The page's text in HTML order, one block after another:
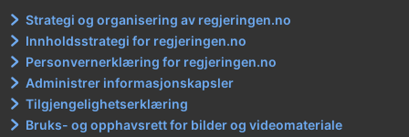
Strategi og organisering av regjeringen.no
Innholdsstrategi for regjeringen.no
Personvernerklæring for regjeringen.no
Administrer informasjonskapsler
Tilgjengelighetserklæring
Bruks- og opphavsrett for bilder og videomateriale